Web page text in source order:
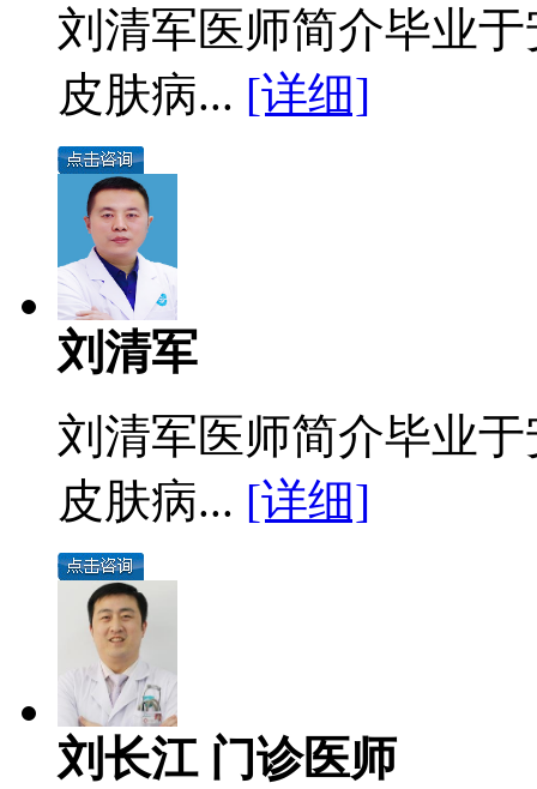
刘清军医师简介毕业
皮肤病... [详细]
刘清军
刘清军医师简介毕业
皮肤病... [详细]
刘长江 门诊医师